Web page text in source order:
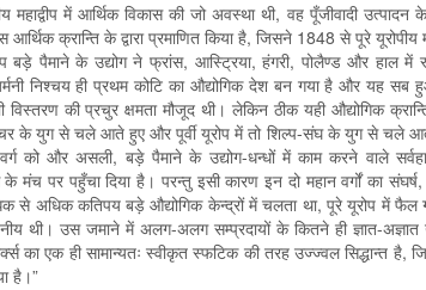
महाद्वीप में आर्थिक विकास की जो अवस्था थी, वह पूँजीवादी
क्रान्ति के द्वारा प्रमाणित किया है, जिसने 1848 से पूरे
पैमाने के उद्योग ने फ्रांस, आस्ट्रिया, हंगरी, पोलैण्ड और
निश्चय ही प्रथम कोटि का औद्योगिक देश बन गया है और यह सब
की प्रचुर क्षमता मौजूद थी। लेकिन ठीक यही औद्योगिक
के युग से चले आते हुए और पूर्वी यूरोप में तो शिल्प-संघ के युग से चले आते
को और असली, बड़े पैमाने के उद्योग-धन्धों में काम करने वाले
के मंच पर पहुँचा दिया है। परन्तु इसी कारण इन दो महान वर्गों का
से अधिक कतिपय बड़े औद्योगिक केन्द्रों में चलता था, पूरे यूरोप में
थी। उस जमाने में अलग-अलग सम्प्रदायों के कितने ही ज्ञात-
का एक ही सामान्यतः स्वीकृत स्फटिक की तरह उज्ज्वल सिद्धान्त है,
है।”